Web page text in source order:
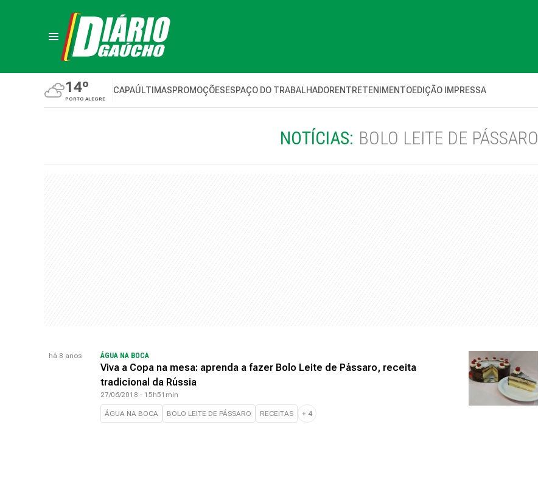
14º
PORTO ALEGRE
CAPAÚLTIMASPROMOÇÕESESPAÇO DO TRABALHADORENTRETENIMENTOEDIÇÃO IMPRESSA
NOTÍCIAS: BOLO LEITE DE PÁSSARO
há 8 anos ÁGUA NA BOCA
Viva a Copa na mesa: aprenda a fazer Bolo Leite de Pássaro, receita
tradicional da Rússia
27/06/2018 - 15h51min
ÁGUA NA BOCA BOLO LEITE DE PÁSSARO RECEITAS + 4